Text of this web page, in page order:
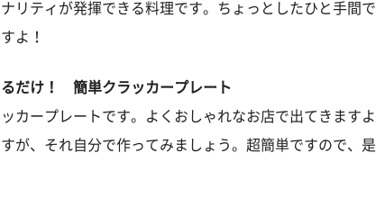
リティが発揮できる料理です。ちょっとしたひと手間で
よ！
だけ！ 簡単クラッカープレート
カープレートです。よくおしゃれなお店で出てきますよ
が、それ自分で作ってみましょう。超簡単ですので、是